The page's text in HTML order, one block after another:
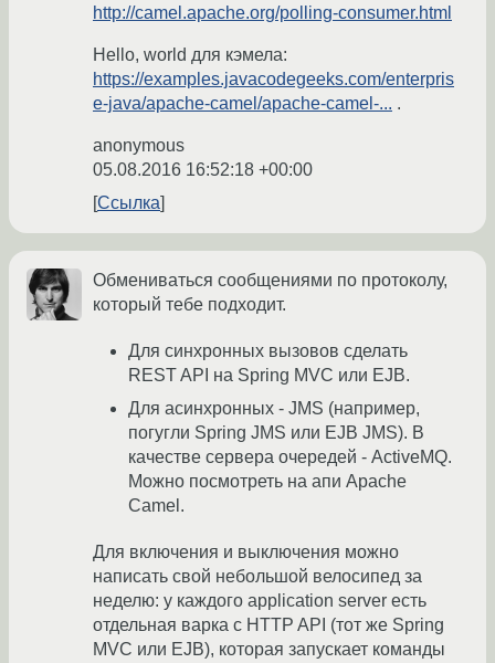
http://camel.apache.org/polling-consumer.html
Hello, world для кэмела:
https://examples.javacodegeeks.com/enterpris
e-java/apache-camel/apache-camel-... .
anonymous
05.08.2016 16:52:18 +00:00
Ссылка
Обмениваться сообщениями по протоколу,
который тебе подходит.
Для синхронных вызовов сделать
REST API на Spring MVC или EJB.
Для асинхронных - JMS (например,
погугли Spring JMS или EJB JMS). В
качестве сервера очередей - ActiveMQ.
Можно посмотреть на апи Apache
Camel.
Для включения и выключения можно
написать свой небольшой велосипед за
неделю: у каждого application server есть
отдельная варка с HTTP API (тот же Spring
MVC или EJB), которая запускает команды